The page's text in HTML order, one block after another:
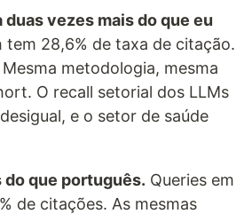
duas vezes mais do que eu
tem 28,6% de taxa de citação.
metodologia, mesma
O recall setorial dos LLMs
e o setor de saúde
do que português. Queries em
de citações. As mesmas